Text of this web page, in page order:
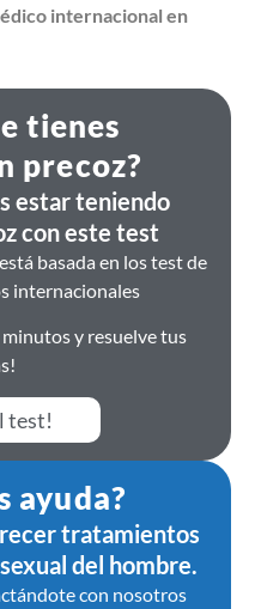
internacional en
tienes
precoz?
estar teniendo
con este test
basada en los test de
internacionales
minutos y resuelve tus
test!
ayuda?
tratamientos
del hombre.
con nosotros